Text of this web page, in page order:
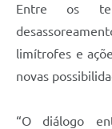
Entre os
limítrofes e
novas
“O diálogo